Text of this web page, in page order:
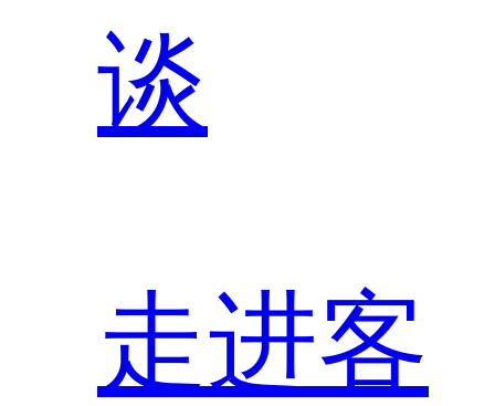
谈
走进客